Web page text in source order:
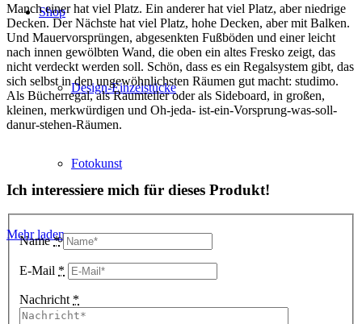
Shop
Design-Einzelstücke
Fotokunst
3D Visualisierungen
Geschenkgutscheine
Manch einer hat viel Platz. Ein anderer hat viel Platz, aber niedrige
Decken. Der Nächste hat viel Platz, hohe Decken, aber mit Balken.
Und Mauervorsprüngen, abgesenkten Fußböden und einer leicht
nach innen gewölbten Wand, die oben ein altes Fresko zeigt, das
nicht verdeckt werden soll. Schön, dass es ein Regalsystem gibt, das
sich selbst in den ungewöhnlichsten Räumen gut macht: studimo.
Als Bücherregal, als Raumteiler oder als Sideboard, in großen,
kleinen, merkwürdigen und Oh-jeda- ist-ein-Vorsprung-was-soll-
danur-stehen-Räumen.
Mehr laden
Ich interessiere mich für dieses Produkt!
Name*
E-Mail *
Nachricht *